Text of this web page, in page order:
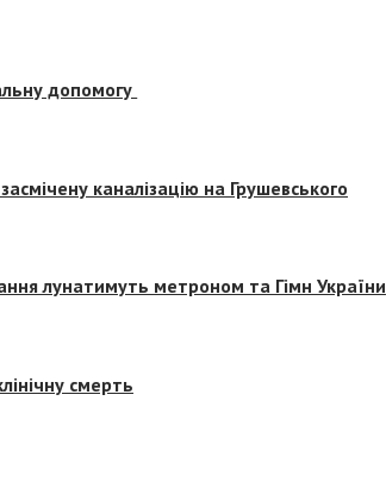
допомогу
каналізацію на Грушевського
лунатимуть метроном та Гімн України
смерть